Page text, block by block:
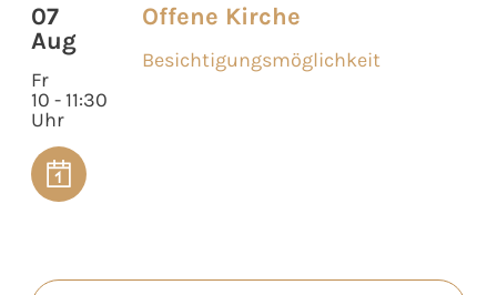
07
Aug
Fr
10 - 11:30
Uhr
Offene Kirche
Besichtigungsmöglichkeit